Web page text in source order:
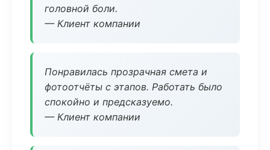
головной боли.
— Клиент компании
Понравилась прозрачная смета и
фотоотчёты с этапов. Работать было
спокойно и предсказуемо.
— Клиент компании